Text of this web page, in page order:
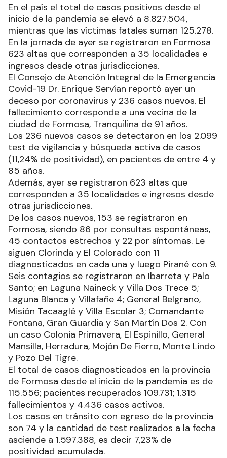
En el país el total de casos positivos desde el
inicio de la pandemia se elevó a 8.827.504,
mientras que las víctimas fatales suman 125.278.
En la jornada de ayer se registraron en Formosa
623 altas que corresponden a 35 localidades e
ingresos desde otras jurisdicciones.
El Consejo de Atención Integral de la Emergencia
Covid-19 Dr. Enrique Servían reportó ayer un
deceso por coronavirus y 236 casos nuevos. El
fallecimiento corresponde a una vecina de la
ciudad de Formosa, Tranquilina de 91 años.
Los 236 nuevos casos se detectaron en los 2.099
test de vigilancia y búsqueda activa de casos
(11,24% de positividad), en pacientes de entre 4 y
85 años.
Además, ayer se registraron 623 altas que
corresponden a 35 localidades e ingresos desde
otras jurisdicciones.
De los casos nuevos, 153 se registraron en
Formosa, siendo 86 por consultas espontáneas,
45 contactos estrechos y 22 por síntomas. Le
siguen Clorinda y El Colorado con 11
diagnosticados en cada una y luego Pirané con 9.
Seis contagios se registraron en Ibarreta y Palo
Santo; en Laguna Naineck y Villa Dos Trece 5;
Laguna Blanca y Villafañe 4; General Belgrano,
Misión Tacaaglé y Villa Escolar 3; Comandante
Fontana, Gran Guardia y San Martín Dos 2. Con
un caso Colonia Primavera, El Espinillo, General
Mansilla, Herradura, Mojón De Fierro, Monte Lindo
y Pozo Del Tigre.
El total de casos diagnosticados en la provincia
de Formosa desde el inicio de la pandemia es de
115.556; pacientes recuperados 109.731; 1.315
fallecimientos y 4.436 casos activos.
Los casos en tránsito con egreso de la provincia
son 74 y la cantidad de test realizados a la fecha
asciende a 1.597.388, es decir 7,23% de
positividad acumulada.